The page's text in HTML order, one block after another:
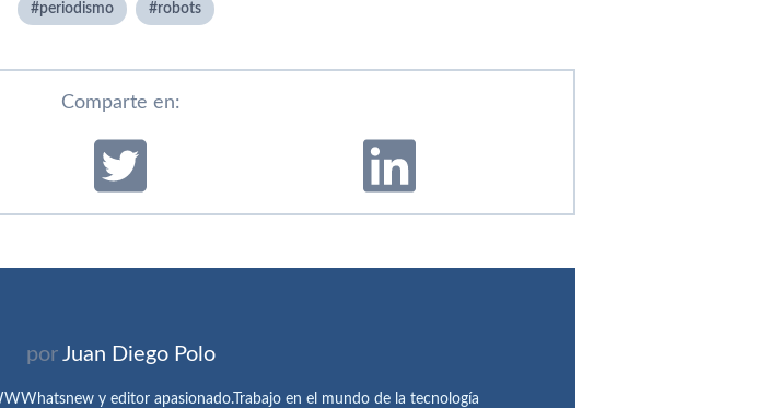
periodismo robots
Comparte en:
por Juan Diego Polo
y editor apasionado.Trabajo en el mundo de la tecnología